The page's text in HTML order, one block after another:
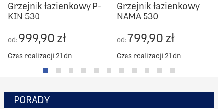
560
1400 560
1476 560
Grzejnik łazienkowy P-
KIN 530
od: 999,90 zł
Czas realizacji 21 dni
Grzejnik łazienkowy
NAMA 530
od:799,90 zł
Czas realizacji 21 dni
PORADY